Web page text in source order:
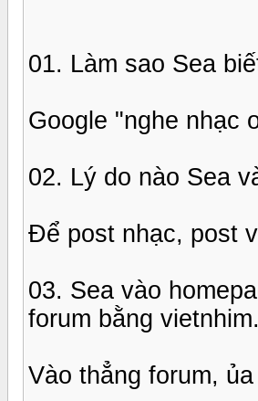
01. Làm sao Sea
Google "nghe nhạc
02. Lý do nào Sea
Để post nhạc, post
03. Sea vào
forum bằng
Vào thẳng forum,